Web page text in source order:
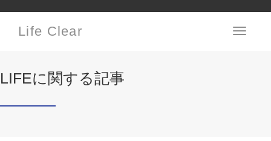
Toggle
Life Clear
LIFEに関する記事